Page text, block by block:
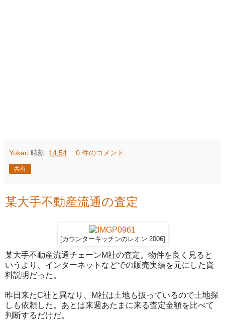
Yukari 時刻: 14:54 0 件のコメント:
共有
某大手不動産流通の査定
[カウンターキッチンのレオン 2006]
某大手不動産流通チェーンM社の査定。物件を良く見ると
いうより、インターネットなどでの販売実績を元にした資
料説明だった。
昨日来たC社と異なり、M社は土地も扱っているので土地探
しも依頼した。あとは来週あたまに来る査定金額を比べて
判断するだけだ。